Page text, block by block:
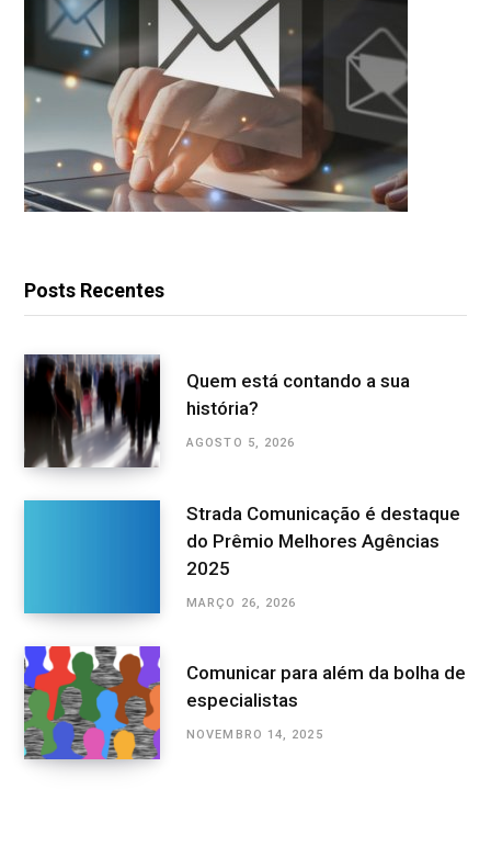
Posts Recentes
Quem está contando a sua
história?
AGOSTO 5, 2026
Strada Comunicação é destaque
do Prêmio Melhores Agências
2025
MARÇO 26, 2026
Comunicar para além da bolha de
especialistas
NOVEMBRO 14, 2025